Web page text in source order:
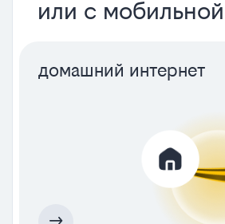
или с
домашний интернет